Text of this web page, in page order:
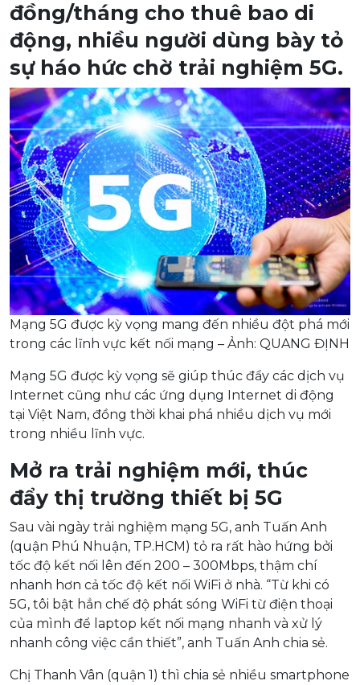
đồng/tháng cho thuê bao di
động, nhiều người dùng bày tỏ
sự háo hức chờ trải nghiệm 5G.
Mạng 5G được kỳ vọng mang đến nhiều đột phá mới
trong các lĩnh vực kết nối mạng – Ảnh: QUANG ĐỊNH
Mạng 5G được kỳ vọng sẽ giúp thúc đẩy các dịch vụ
Internet cũng như các ứng dụng Internet di động
tại Việt Nam, đồng thời khai phá nhiều dịch vụ mới
trong nhiều lĩnh vực.
Mở ra trải nghiệm mới, thúc
đẩy thị trường thiết bị 5G
Sau vài ngày trải nghiệm mạng 5G, anh Tuấn Anh
(quận Phú Nhuận, TP.HCM) tỏ ra rất hào hứng bởi
tốc độ kết nối lên đến 200 – 300Mbps, thậm chí
nhanh hơn cả tốc độ kết nối WiFi ở nhà. “Từ khi có
5G, tôi bật hẳn chế độ phát sóng WiFi từ điện thoại
của mình để laptop kết nối mạng nhanh và xử lý
nhanh công việc cần thiết”, anh Tuấn Anh chia sẻ.
Chị Thanh Vân (quận 1) thì chia sẻ nhiều smartphone